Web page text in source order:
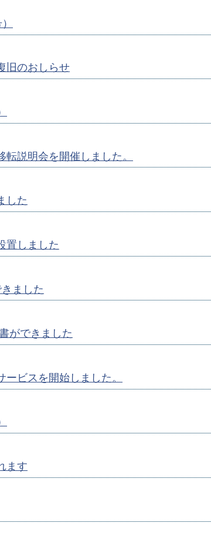
旧のおしらせ
説明会を開催しました。
した
置しました
ました
ができました
ビスを開始しました。
ます